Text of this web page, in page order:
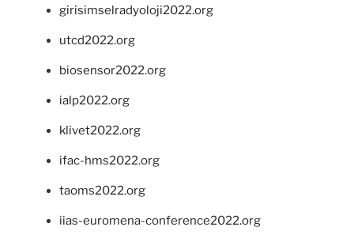
girisimselradyoloji2022.org
utcd2022.org
biosensor2022.org
ialp2022.org
klivet2022.org
ifac-hms2022.org
taoms2022.org
iias-euromena-conference2022.org